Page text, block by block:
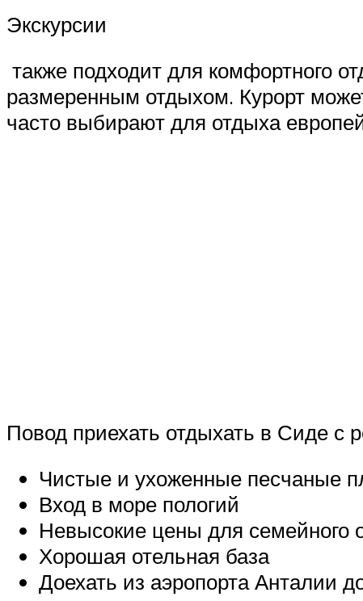
Экскурсии
также подходит для комфортного
размеренным отдыхом. Курорт
часто выбирают для отдыха
Повод приехать отдыхать в Сиде с
Чистые и ухоженные песчаные
Вход в море пологий
Невысокие цены для семейного
Хорошая отельная база
Доехать из аэропорта Анталии